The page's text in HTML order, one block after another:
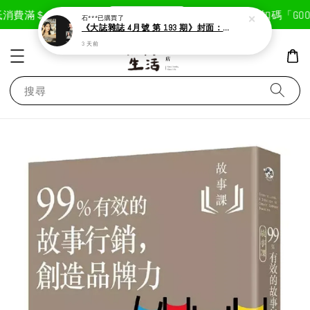
費滿＄1800免運費 現在去購物！ 首次註冊輸入折扣碼「
搜尋
石***已購買了
《大誌雜誌 4月號 第 193 期》封面：Solar 頌樂
3 天前